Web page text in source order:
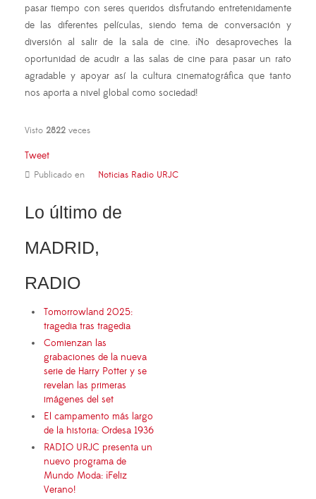
pasar tiempo con seres queridos disfrutando entretenidamente
de las diferentes películas, siendo tema de conversación y
diversión al salir de la sala de cine. ¡No desaproveches la
oportunidad de acudir a las salas de cine para pasar un rato
agradable y apoyar así la cultura cinematográfica que tanto
nos aporta a nivel global como sociedad!
Visto 2822 veces
Tweet
Publicado en Noticias Radio URJC
Lo último de
MADRID,
RADIO
Tomorrowland 2025:
tragedia tras tragedia
Comienzan las
grabaciones de la nueva
serie de Harry Potter y se
revelan las primeras
imágenes del set
El campamento más largo
de la historia: Ordesa 1936
RADIO URJC presenta un
nuevo programa de
Mundo Moda: ¡Feliz
Verano!